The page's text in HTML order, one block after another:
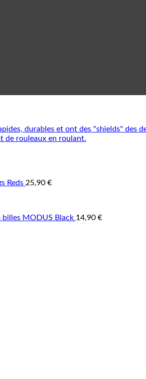
Reds 25,90 €
billes MODUS Black 14,90 €